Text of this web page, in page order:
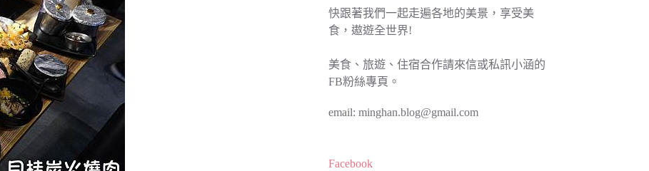
快跟著我們一起走遍各地的美景，享受美
食，遨遊全世界!
美食、旅遊、住宿合作請來信或私訊小涵的
FB粉絲專頁。
email: minghan.blog@gmail.com
Facebook